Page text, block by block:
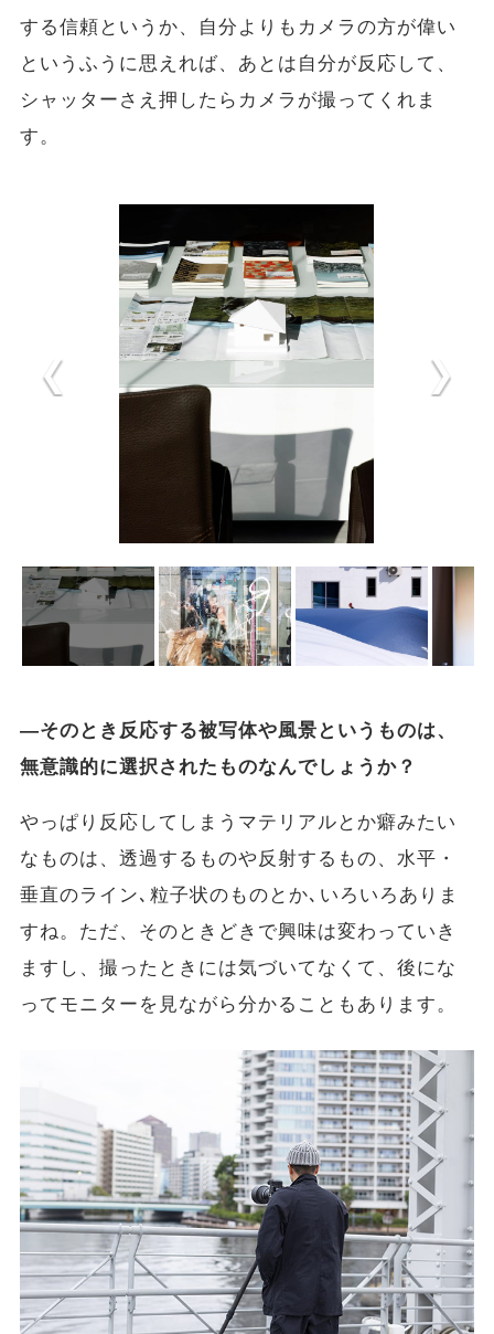
する信頼というか、自分よりもカメラの方が偉い
というふうに思えれば、あとは自分が反応して、
シャッターさえ押したらカメラが撮ってくれま
す。
―そのとき反応する被写体や風景というものは、
無意識的に選択されたものなんでしょうか？
やっぱり反応してしまうマテリアルとか癖みたい
なものは、透過するものや反射するもの、水平・
垂直のライン､粒子状のものとか､いろいろありま
すね。ただ、そのときどきで興味は変わっていき
ますし、撮ったときには気づいてなくて、後にな
ってモニターを見ながら分かることもあります。